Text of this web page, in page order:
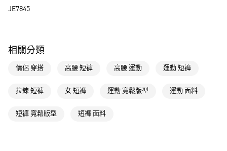
萊爾富取貨付款
每筆NT$80，滿NT$1,500(含以上)免運費
7-11取貨付款
JE7845
相關分類
情侶 穿搭 高腰 短褲 高腰 運動 運動 短褲
拉鍊 短褲 女 短褲 運動 寬鬆版型 運動 面料
短褲 寬鬆版型 短褲 面料